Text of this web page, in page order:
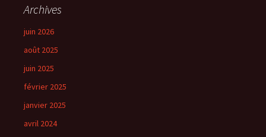
Archives
juin 2026
août 2025
juin 2025
février 2025
janvier 2025
avril 2024